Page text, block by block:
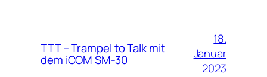
TTT – Trampel to Talk mit
dem iCOM SM-30
18.
Januar
2023